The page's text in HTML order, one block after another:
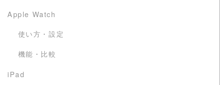
Apple Watch
使い方・設定
機能・比較
iPad